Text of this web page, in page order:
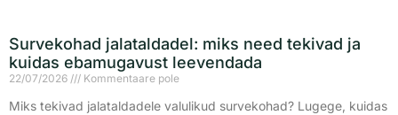
Survekohad jalataldadel: miks need tekivad ja
kuidas ebamugavust leevendada
22/07/2026 Kommentaare pole
Miks tekivad jalataldadele valulikud survekohad? Lugege, kuidas